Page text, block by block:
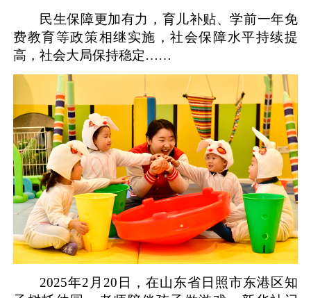
民生保障更加有力，育儿补贴、学前一年免
费教育等政策相继实施，社会保障水平持续提
高，社会大局保持稳定……
2025年2月20日，在山东省日照市东港区知